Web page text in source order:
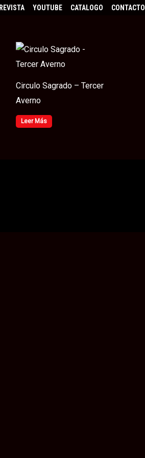
REVISTA YOUTUBE CATALOGO CONTACTO
Circulo Sagrado – Tercer
Averno
Leer Más